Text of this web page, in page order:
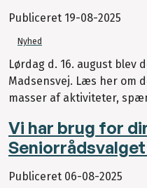
Publiceret 19-08-2025
Nyhed
Lørdag d. 16. august blev
Madsensvej. Læs her om
masser af aktiviteter,
Vi har brug for
Publiceret 06-08-2025